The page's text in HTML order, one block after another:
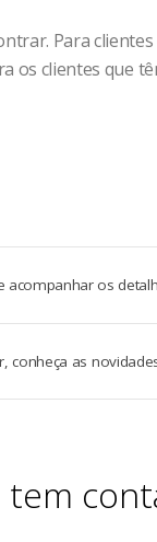
Para
os clientes que
os
conheça as